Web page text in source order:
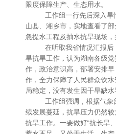
限度保障生产、生态用水。
工作组一行先后深入旱
山县、湘乡市，实地查看了
急提水工程及抽水抗旱现场
在听取我省情况汇报后
旱抗旱工作，认为湖南各级
作，政治意识高，部署安排
作，全力保障了人民群众饮
局稳定，没有发生因干旱缺水
工作组强调，根据气象
续发展蔓延，抗旱压力仍然
抗旱工作。一要做好“抗长旱